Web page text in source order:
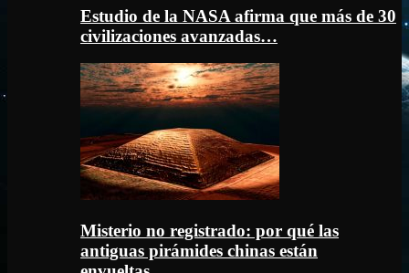
Estudio de la NASA afirma que más de 30
civilizaciones avanzadas…
Misterio no registrado: por qué las
antiguas pirámides chinas están